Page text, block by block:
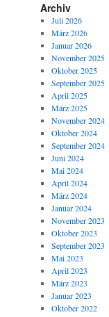
Archiv
Juli 2026
März 2026
Januar 2026
November 2025
Oktober 2025
September 2025
April 2025
März 2025
November 2024
Oktober 2024
September 2024
Juni 2024
Mai 2024
April 2024
März 2024
Januar 2024
November 2023
Oktober 2023
September 2023
Mai 2023
April 2023
März 2023
Januar 2023
Oktober 2022